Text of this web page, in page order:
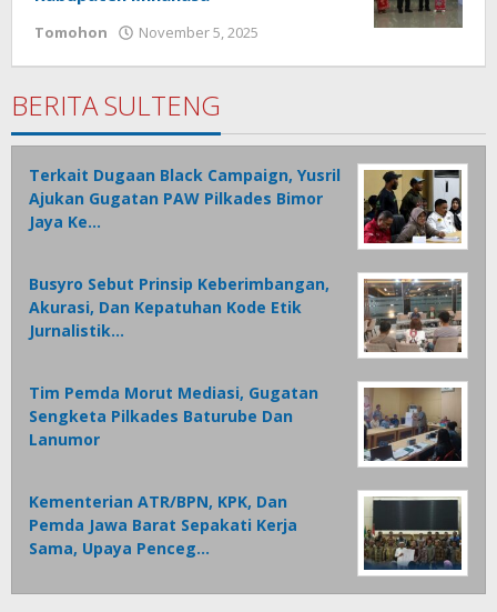
Tomohon November 5, 2025
BERITA SULTENG
Terkait Dugaan Black Campaign, Yusril
Ajukan Gugatan PAW Pilkades Bimor
Jaya Ke…
Busyro Sebut Prinsip Keberimbangan,
Akurasi, Dan Kepatuhan Kode Etik
Jurnalistik…
Tim Pemda Morut Mediasi, Gugatan
Sengketa Pilkades Baturube Dan
Lanumor
Kementerian ATR/BPN, KPK, Dan
Pemda Jawa Barat Sepakati Kerja
Sama, Upaya Penceg…